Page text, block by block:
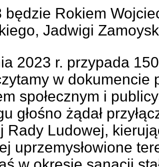
będzie Rokiem
Jadwigi
2023 r. przypada
w dokumencie
społecznym i
głośno żądał
Rady Ludowej,
uprzemysłowione